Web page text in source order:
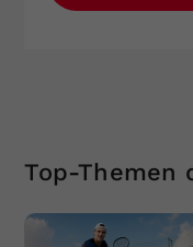
Top-Themen